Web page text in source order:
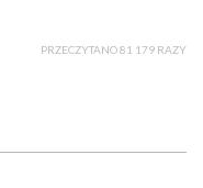
PRZECZYTANO 81 179 RAZY